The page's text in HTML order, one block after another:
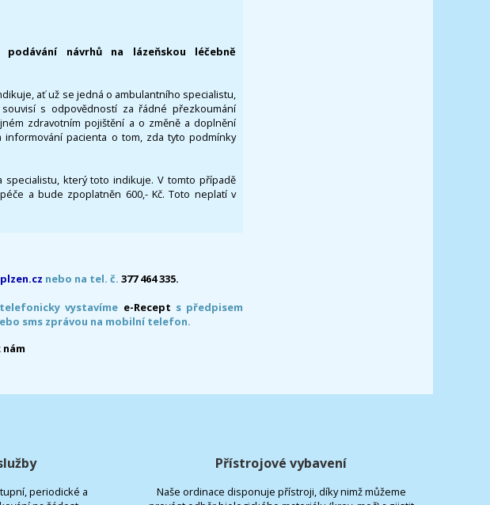
návrhů na lázeňskou léčebně
ať už se jedná o ambulantního specialistu,
s odpovědností za řádné přezkoumání
zdravotním pojištění a o změně a doplnění
informování pacienta o tom, zda tyto podmínky
který toto indikuje. V tomto případě
a bude zpoplatněn 600,- Kč. Toto neplatí v
nebo na tel. č. 377 464 335.
vystavíme e-Recept s předpisem
sms zprávou na mobilní telefon.
periodické a
Přístrojové vybavení
Naše ordinace disponuje přístroji, díky nimž můžeme